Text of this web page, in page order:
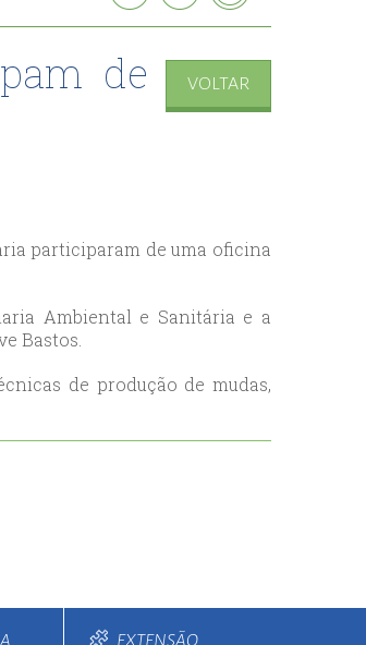
de
VOLTAR
participaram de uma oficina
Ambiental e Sanitária e a
Bastos.
de produção de mudas,
EXTENSÃO